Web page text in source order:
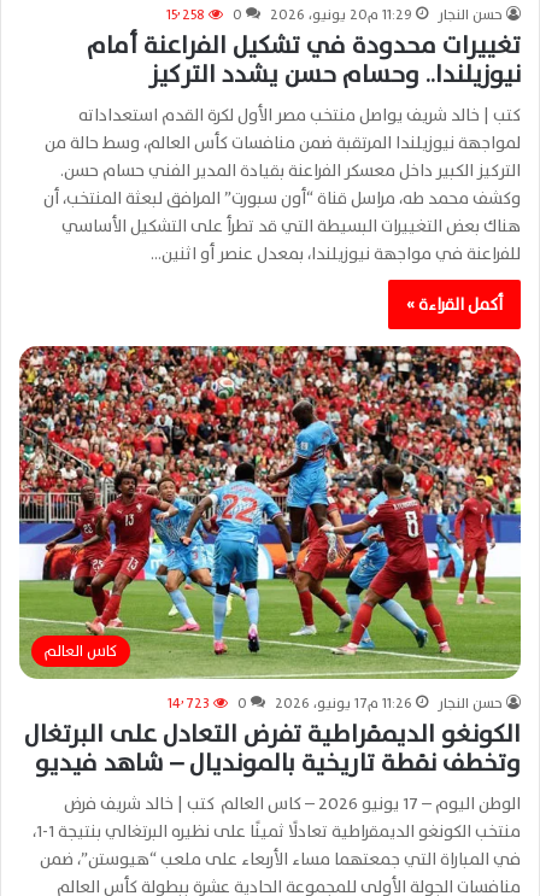
حسن النجار 11:29 م20 يونيو، 2026 0 15٬258
تغييرات محدودة في تشكيل الفراعنة أمام
نيوزيلندا.. وحسام حسن يشدد التركيز
كتب | خالد شريف يواصل منتخب مصر الأول لكرة القدم استعداداته
لمواجهة نيوزيلندا المرتقبة ضمن منافسات كأس العالم، وسط حالة من
التركيز الكبير داخل معسكر الفراعنة بقيادة المدير الفني حسام حسن.
وكشف محمد طه، مراسل قناة “أون سبورت” المرافق لبعثة المنتخب، أن
هناك بعض التغييرات البسيطة التي قد تطرأ على التشكيل الأساسي
للفراعنة في مواجهة نيوزيلندا، بمعدل عنصر أو اثنين…
أكمل القراءة »
كاس العالم
حسن النجار 11:26 م17 يونيو، 2026 0 14٬723
الكونغو الديمقراطية تفرض التعادل على البرتغال
وتخطف نقطة تاريخية بالمونديال – شاهد فيديو
الوطن اليوم – 17 يونيو 2026 – كاس العالم كتب | خالد شريف فرض
منتخب الكونغو الديمقراطية تعادلًا ثمينًا على نظيره البرتغالي بنتيجة 1-1،
في المباراة التي جمعتهما مساء الأربعاء على ملعب “هيوستن”، ضمن
منافسات الجولة الأولى للمجموعة الحادية عشرة ببطولة كأس العالم